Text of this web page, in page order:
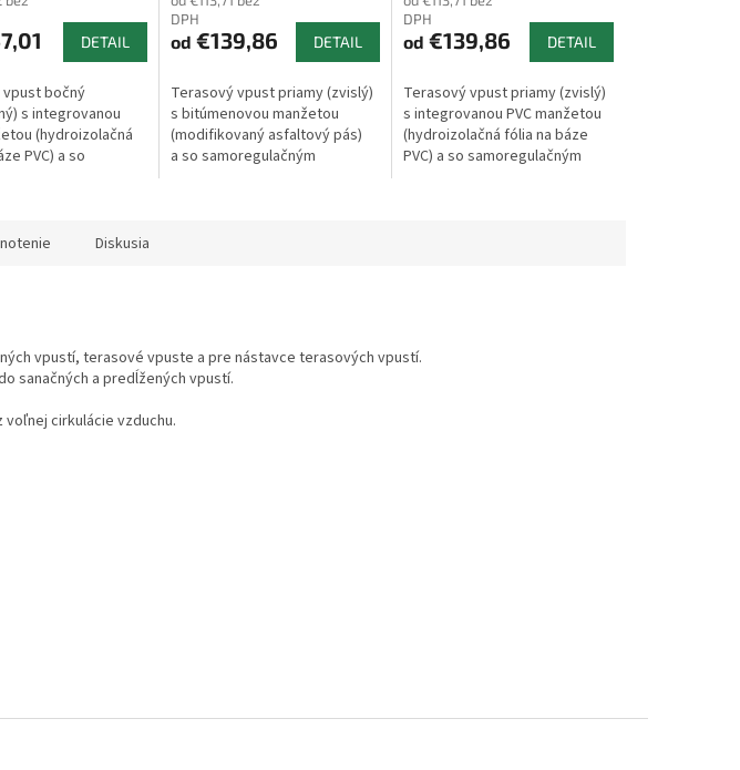
DETAIL
bočný
s integrovanou
(hydroizolačná
PVC) a so
DPH
od €139,86 DETAIL
Terasový vpust priamy (zvislý)
s bitúmenovou manžetou
(modifikovaný asfaltový pás)
a so samoregulačným
DPH
od €139,86 DETAIL
Terasový vpust priamy (zvislý)
s integrovanou PVC manžetou
(hydroizolačná fólia na báze
PVC) a so samoregulačným
Diskusia
vpustí, terasové vpuste a pre nástavce terasových vpustí.
sanačných a predĺžených vpustí.
cirkulácie vzduchu.